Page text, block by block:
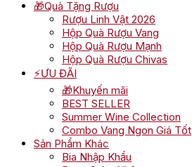
🎁Quà Tặng Rượu
Rượu Linh Vật 2026
Hộp Quà Rượu Vang
Hộp Quà Rượu Mạnh
Hộp Quà Rượu Chivas
⚡ƯU ĐÃI
🎁Khuyến mãi
BEST SELLER
Summer Wine Collection
Combo Vang Ngon Giá Tốt
Sản Phẩm Khác
Bia Nhập Khẩu